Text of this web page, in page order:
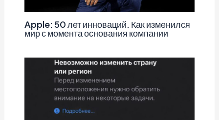
Apple: 50 лет инноваций. Как изменился
мир с момента основания компании